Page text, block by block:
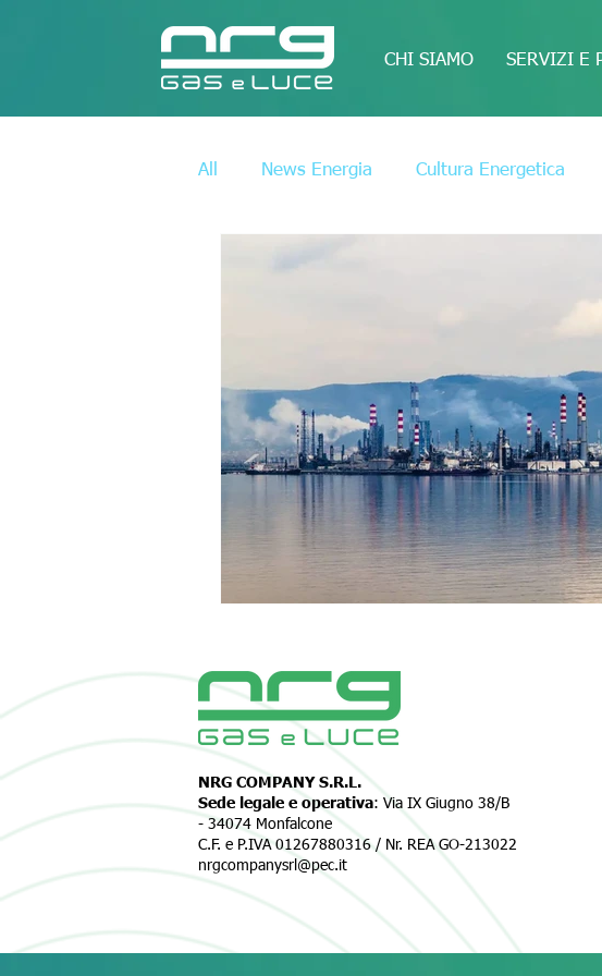
CHI SIAMO SERVIZI E
All News Energia Cultura Energetica
NRG COMPANY S.R.L.
Sede legale e operativa: Via IX Giugno 38/B
-34074 Monfalcone
C.F. e P.IVA 01267880316 / Nr. REA GO-213022
nrgcompanysrl@pec.it